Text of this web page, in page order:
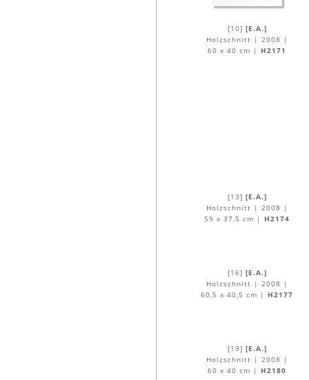
[10] [E.A.]
Holzschnitt | 2008 |
60 x 40 cm |
H2171
[13] [E.A.]
Holzschnitt | 2008 |
59 x 37,5 cm |
H2174
[16] [E.A.]
Holzschnitt | 2008 |
60,5 x 40,5 cm |
H2177
[19] [E.A.]
Holzschnitt | 2008 |
60 x 40 cm |
H2180